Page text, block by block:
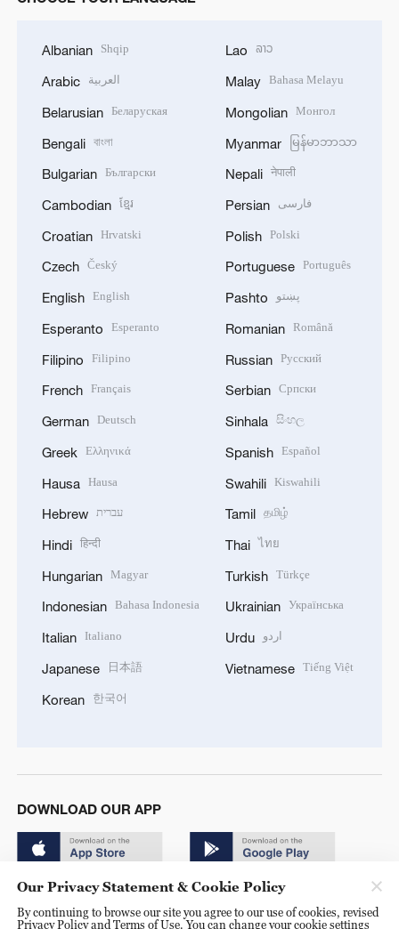
Albanian Shqip
Arabic العربية
Belarusian Беларуская
Bengali বাংলা
Bulgarian Български
Cambodian ខ្មែរ
Croatian Hrvatski
Czech Český
English English
Esperanto Esperanto
Filipino Filipino
French Français
German Deutsch
Greek Ελληνικά
Hausa Hausa
Hebrew עברית
Hindi हिन्दी
Hungarian Magyar
Indonesian Bahasa Indonesia
Italian Italiano
Japanese 日本語
Korean 한국어
Lao ລາວ
Malay Bahasa Melayu
Mongolian Монгол
Myanmar မြန်မာဘာသာ
Nepali नेपाली
Persian فارسی
Polish Polski
Portuguese Português
Pashto پښتو
Romanian Română
Russian Русский
Serbian Српски
Sinhala සිංහල
Spanish Español
Swahili Kiswahili
Tamil தமிழ்
Thai ไทย
Turkish Türkçe
Ukrainian Українська
Urdu اردو
Vietnamese Tiếng Việt
DOWNLOAD OUR APP
Our Privacy Statement & Cookie Policy
By continuing to browse our site you agree to our use of cookies, revised
Privacy Policy and Terms of Use. You can change your cookie settings